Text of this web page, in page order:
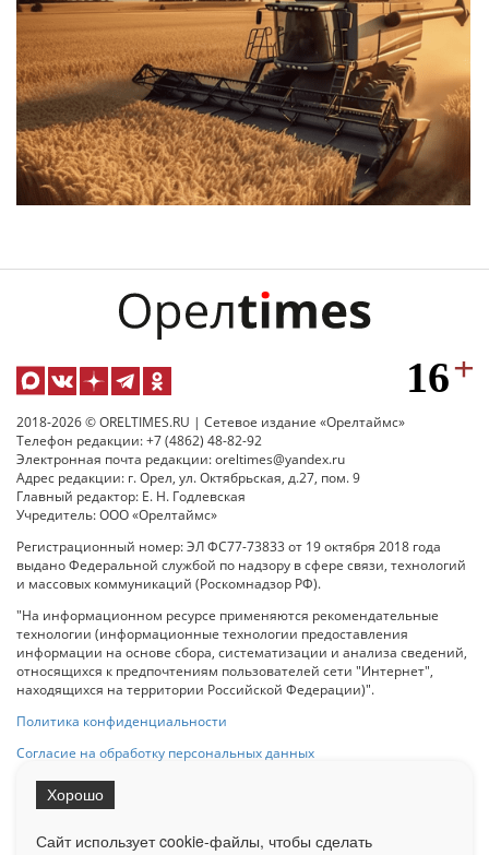
2018-2026 © ORELTIMES.RU | Сетевое издание «Орелтаймс»
Телефон редакции: +7 (4862) 48-82-92
Электронная почта редакции: oreltimes@yandex.ru
Адрес редакции: г. Орел, ул. Октябрьская, д.27, пом. 9
Главный редактор: Е. Н. Годлевская
Учредитель: ООО «Орелтаймс»
Регистрационный номер: ЭЛ ФС77-73833 от 19 октября 2018 года
выдано Федеральной службой по надзору в сфере связи, технологий
и массовых коммуникаций (Роскомнадзор РФ).
"На информационном ресурсе применяются рекомендательные
технологии (информационные технологии предоставления
информации на основе сбора, систематизации и анализа сведений,
относящихся к предпочтениям пользователей сети "Интернет",
находящихся на территории Российской Федерации)".
Политика конфиденциальности
Согласие на обработку персональных данных
на Сетевое издание «ОрелТаймс» обязательна.
Сайт использует cookie-файлы, чтобы сделать
Хорошо